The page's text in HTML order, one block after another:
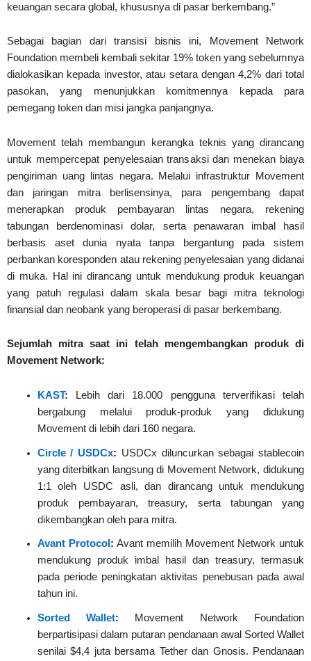
keuangan secara global, khususnya di pasar berkembang.”
Sebagai bagian dari transisi bisnis ini, Movement Network
Foundation membeli kembali sekitar 19% token yang sebelumnya
dialokasikan kepada investor, atau setara dengan 4,2% dari total
pasokan, yang menunjukkan komitmennya kepada para
pemegang token dan misi jangka panjangnya.
Movement telah membangun kerangka teknis yang dirancang
untuk mempercepat penyelesaian transaksi dan menekan biaya
pengiriman uang lintas negara. Melalui infrastruktur Movement
dan jaringan mitra berlisensinya, para pengembang dapat
menerapkan produk pembayaran lintas negara, rekening
tabungan berdenominasi dolar, serta penawaran imbal hasil
berbasis aset dunia nyata tanpa bergantung pada sistem
perbankan koresponden atau rekening penyelesaian yang didanai
di muka. Hal ini dirancang untuk mendukung produk keuangan
yang patuh regulasi dalam skala besar bagi mitra teknologi
finansial dan neobank yang beroperasi di pasar berkembang.
Sejumlah mitra saat ini telah mengembangkan produk di
Movement Network:
KAST: Lebih dari 18.000 pengguna terverifikasi telah
bergabung melalui produk-produk yang didukung
Movement di lebih dari 160 negara.
Circle / USDCx: USDCx diluncurkan sebagai stablecoin
yang diterbitkan langsung di Movement Network, didukung
1:1 oleh USDC asli, dan dirancang untuk mendukung
produk pembayaran, treasury, serta tabungan yang
dikembangkan oleh para mitra.
Avant Protocol : Avant memilih Movement Network untuk
mendukung produk imbal hasil dan treasury, termasuk
pada periode peningkatan aktivitas penebusan pada awal
tahun ini.
Sorted Wallet: Movement Network Foundation
berpartisipasi dalam putaran pendanaan awal Sorted Wallet
senilai $4,4 juta bersama Tether dan Gnosis. Pendanaan